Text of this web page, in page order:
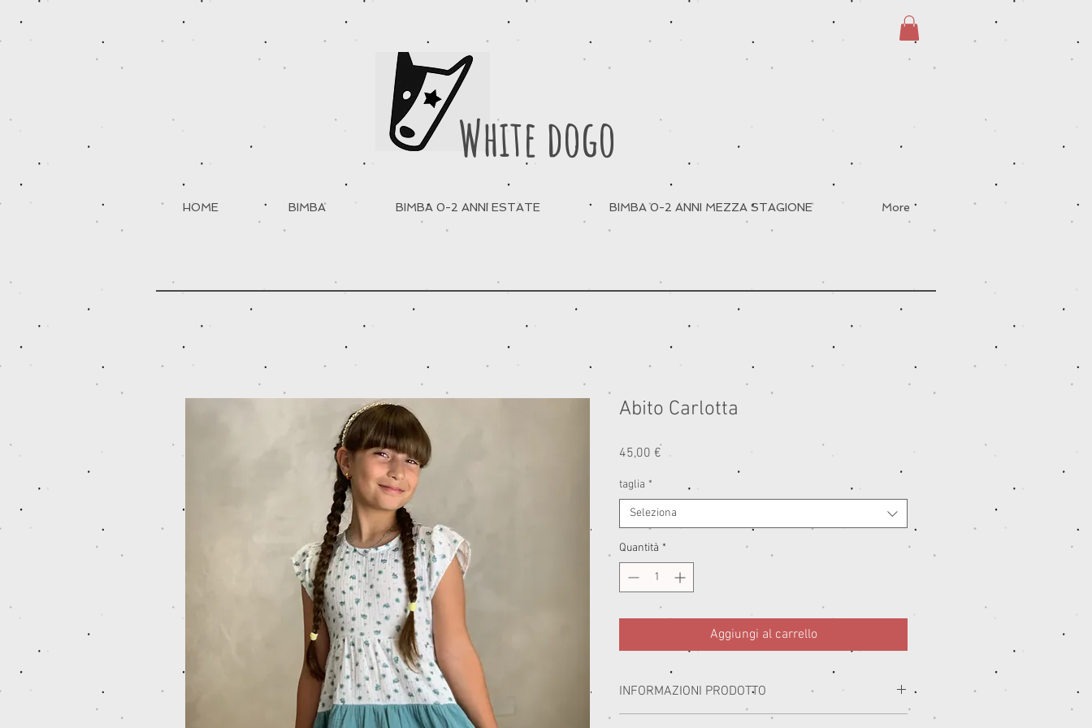
White dogo
HOME BIMBA BIMBA 0-2 ANNI ESTATE BIMBA 0-2 ANNI MEZZA STAGIONE More
Abito Carlotta
45,00 €
taglia *
Seleziona
Quantità *
Aggiungi al carrello
INFORMAZIONI PRODOTTO
I miei capi sono realizzati con i migliori materiali prodotti in